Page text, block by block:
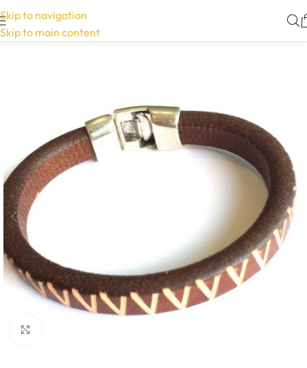
Skip to navigation
Skip to main content